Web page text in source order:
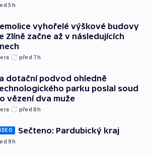
5h
vyhořelé výškové budovy
Zlíně začne až v následujících
před 7h
dotační podvod ohledně
parku poslal soud
vězení dva muže
před 8h
Sečteno: Pardubický kraj
9h